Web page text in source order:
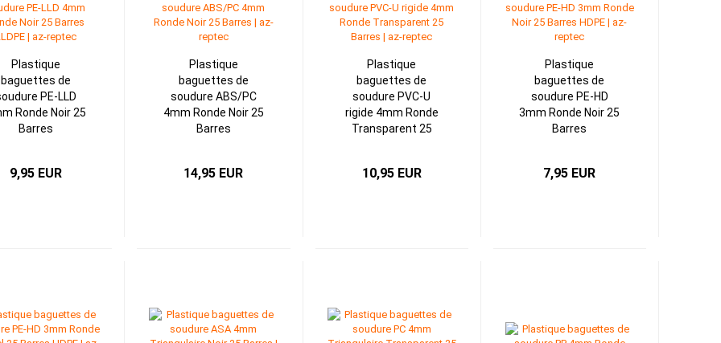
Plastique
baguettes de
PE-LLD
Ronde Noir 25
Barres
9,95 EUR
Plastique
baguettes de
soudure ABS/PC
4mm Ronde Noir 25
Barres
14,95 EUR
Plastique
baguettes de
soudure PVC-U
rigide 4mm Ronde
Transparent 25
10,95 EUR
Plastique
baguettes de
soudure PE-HD
3mm Ronde Noir 25
Barres
7,95 EUR